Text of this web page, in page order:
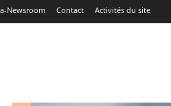
Newsroom Contact Activités du site